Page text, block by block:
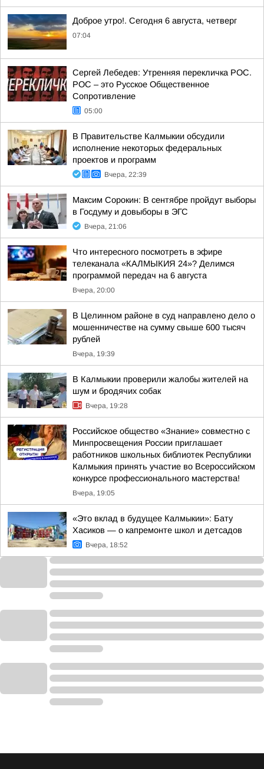
Доброе утро!. Сегодня 6 августа, четверг
07:04
Сергей Лебедев: Утренняя перекличка РОС.
РОС – это Русское Общественное
Сопротивление
05:00
В Правительстве Калмыкии обсудили
исполнение некоторых федеральных
проектов и программ
Вчера, 22:39
Максим Сорокин: В сентябре пройдут выборы
в Госдуму и довыборы в ЭГС
Вчера, 21:06
Что интересного посмотреть в эфире
телеканала «КАЛМЫКИЯ 24»? Делимся
программой передач на 6 августа
Вчера, 20:00
В Целинном районе в суд направлено дело о
мошенничестве на сумму свыше 600 тысяч
рублей
Вчера, 19:39
В Калмыкии проверили жалобы жителей на
шум и бродячих собак
Вчера, 19:28
Российское общество «Знание» совместно с
Минпросвещения России приглашает
работников школьных библиотек Республики
Калмыкия принять участие во Всероссийском
конкурсе профессионального мастерства!
Вчера, 19:05
«Это вклад в будущее Калмыкии»: Бату
Хасиков — о капремонте школ и детсадов
Вчера, 18:52